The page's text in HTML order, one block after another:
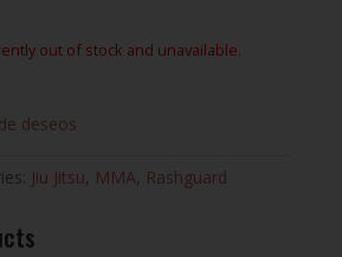
out of stock and unavailable.
deseos
Jiu Jitsu, MMA, Rashguard